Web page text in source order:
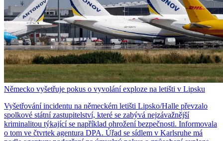
Německo vyšetřuje pokus o vyvolání exploze na letišti v Lipsku
Vyšetřování incidentu na německém letišti Lipsko/Halle převzalo
spolkové státní zastupitelství, které se zabývá nejzávažnější
kriminalitou týkající se například ohrožení bezpečnosti. Informovala
o tom ve čtvrtek agentura DPA. Úřad se sídlem v Karlsruhe má